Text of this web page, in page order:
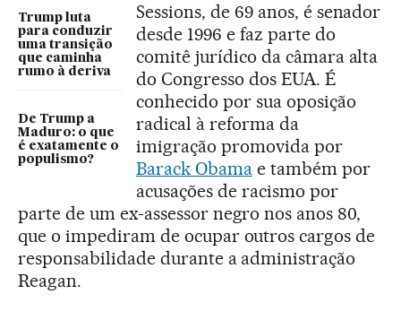
Trump luta
para conduzir
uma transição
que caminha
rumo à deriva
De Trump a
Maduro: o que
é exatamente o
populismo?
Sessions, de 69 anos, é senador
desde 1996 e faz parte do
comitê jurídico da câmara alta
do Congresso dos EUA. É
conhecido por sua oposição
radical à reforma da
imigração promovida por
Barack Obamae também por
acusações de racismo por
parte de um ex-assessor negro nos anos 80,
que o impediram de ocupar outros cargos de
responsabilidade durante a administração
Reagan.